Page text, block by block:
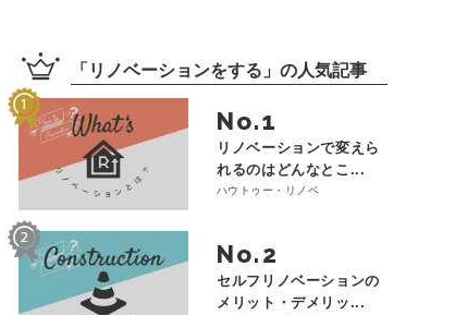
「 リノベーションをする 」の人気記事
No.
リノベーションで変えら
れるのはどんなとこ...
ハウトゥー・リノベ
No.
セルフリノベーションの
メリット・デメリッ...